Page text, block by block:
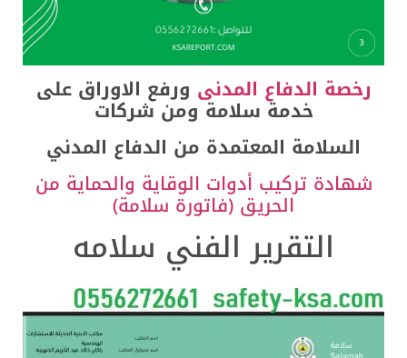
الدفاع المدنىورفع الاوراق على
خدمة سلامة ومن شركات
السلامة المعتمدة من الدفاع المدني
تركيب أدوات الوقاية والحماية من
الحريق (فاتورة سلامة)
التقرير الفني سلامه